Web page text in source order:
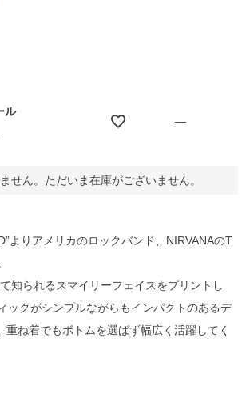
ル
—
せん。ただいま在庫がございません。
よりアメリカのロックバンド、NIRVANAのT
知られるスマイリーフェイスをプリントし
ックがシンプルながらもインパクトのあるデ
重ね着でもボトムを選ばず幅広く活躍してく